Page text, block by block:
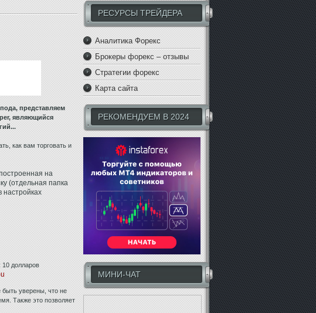
представляем
являющийся
как вам торговать и
на
(отдельная папка
10 долларов
быть уверены, что не
Также это позволяет
РЕСУРСЫ ТРЕЙДЕРА
Аналитика Форекс
Брокеры форекс – отзывы
Стратегии форекс
Карта сайта
РЕКОМЕНДУЕМ В 2024
МИНИ-ЧАТ